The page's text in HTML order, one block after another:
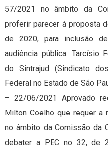
57/2021 no âmbito da
proferir parecer à proposta
de 2020, para inclusão
audiência pública: Tarcísio
do Sintrajud (Sindicato
Federal no Estado de São
– 22/06/2021 Aprovado
Milton Coelho que requer a
no âmbito da Comissão da
debater a PEC no 32, de